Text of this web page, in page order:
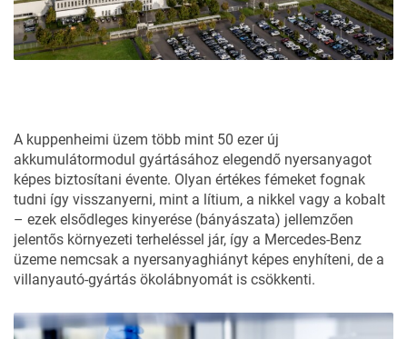
A kuppenheimi üzem több mint 50 ezer új
akkumulátormodul gyártásához elegendő nyersanyagot
képes biztosítani évente. Olyan értékes fémeket fognak
tudni így visszanyerni, mint a lítium, a nikkel vagy a kobalt
– ezek elsődleges kinyerése (bányászata) jellemzően
jelentős környezeti terheléssel jár, így a Mercedes-Benz
üzeme nemcsak a nyersanyaghiányt képes enyhíteni, de a
villanyautó-gyártás ökolábnyomát is csökkenti.